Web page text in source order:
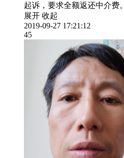
起诉，要求全额返还中介费。
展开 收起
2019-09-27 17:21:12
45